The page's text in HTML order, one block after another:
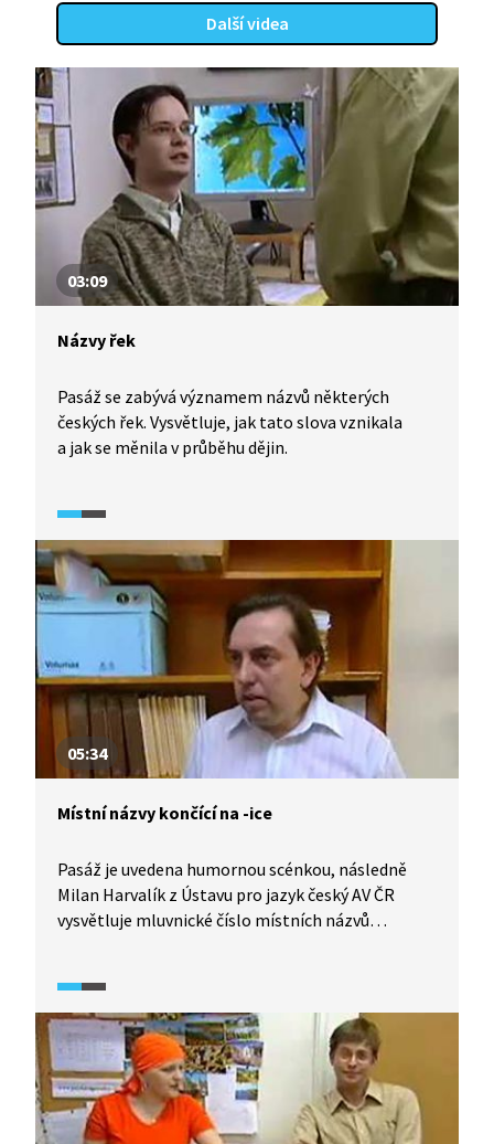
Další videa
03:09
Názvy řek
Pasáž se zabývá významem názvů některých
českých řek. Vysvětluje, jak tato slova vznikala
a jak se měnila v průběhu dějin.
05:34
Místní názvy končící na -ice
Pasáž je uvedena humornou scénkou, následně
Milan Harvalík z Ústavu pro jazyk český AV ČR
vysvětluje mluvnické číslo místních názvů
Odkazuje na publikaci Aleny Polívkové s názvem
Naše místní jména a jak jich užívat, která
pojednává o třech tisících českých místních jmen.